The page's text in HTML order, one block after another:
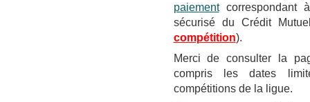
paiementcorrespondant
sécurisé du Crédit
compétition).
Merci de consulter la
compris les dates
compétitions de la ligue.